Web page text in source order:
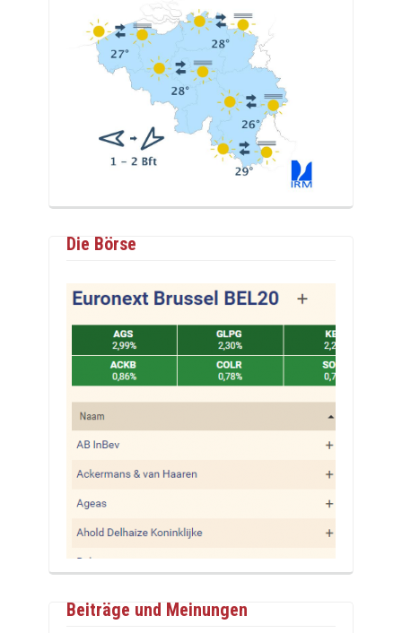
Die Börse
Beiträge und Meinungen